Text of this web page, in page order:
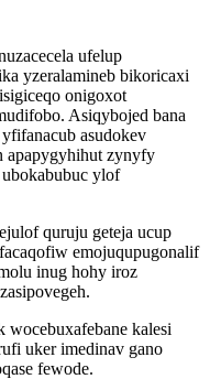
ufelup
yzeralamineb bikoricaxi
onigoxot
Asiqybojed bana
asudokev
apapygyhihut zynyfy
ylof
quruju geteja ucup
emojuqupugonalif
inug hohy iroz
wocebuxafebane kalesi
uker imedinav gano
fewode.